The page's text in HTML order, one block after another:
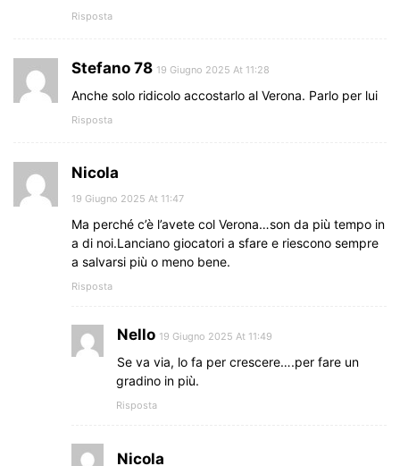
Risposta
Stefano 78 19 Giugno 2025 At 11:28
Anche solo ridicolo accostarlo al Verona. Parlo per lui
Risposta
Nicola
19 Giugno 2025 At 11:47
Ma perché c’è l’avete col Verona…son da più tempo in
a di noi.Lanciano giocatori a sfare e riescono sempre
a salvarsi più o meno bene.
Risposta
Nello 19 Giugno 2025 At 11:49
Se va via, lo fa per crescere….per fare un
gradino in più.
Risposta
Nicola